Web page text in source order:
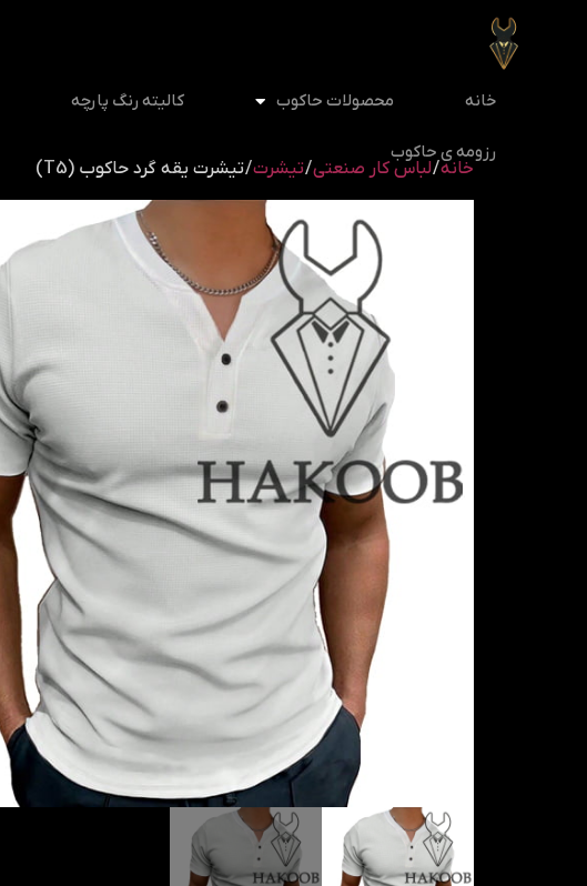
خانه محصولات حاکوب کالیته رنگ پارچه
رزومه ی حاکوب
خانه/لباس کار صنعتی/تیشرت/ تیشرت یقه گرد حاکوب (T5)